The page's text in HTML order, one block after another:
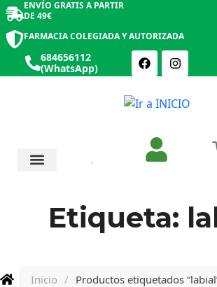
ENVÍO GRATIS A PARTIR
DE 49€
FARMACIA COLEGIADA Y AUTORIZADA
684656112
(WhatsApp)
Etiqueta:
Inicio / Productos etiquetados